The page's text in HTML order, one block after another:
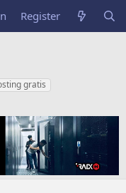
Register
gratis